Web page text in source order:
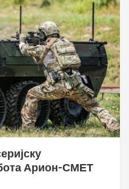
Арион-СМЕТ